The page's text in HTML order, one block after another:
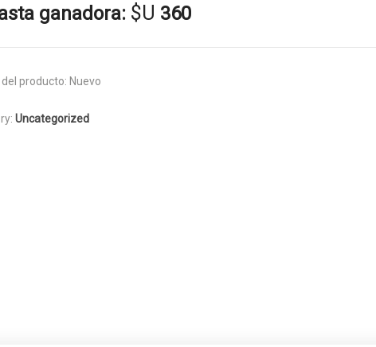
ganadora:$U 360
del producto: Nuevo
Uncategorized